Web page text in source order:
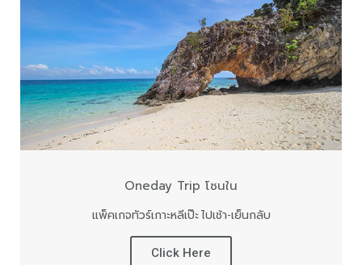
Oneday Trip โซนใน
แพ็คเกจทัวร์เกาะหลีเป๊ะ ไปเช้า-เย็นกลับ
Click Here